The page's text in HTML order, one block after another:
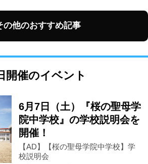
の他のおすすめ記事
開催のイベント
6月7日（土）『桜の聖母学
院中学校』の学校説明会を
開催！
【AD】【桜の聖母学院中学校】学
校説明会